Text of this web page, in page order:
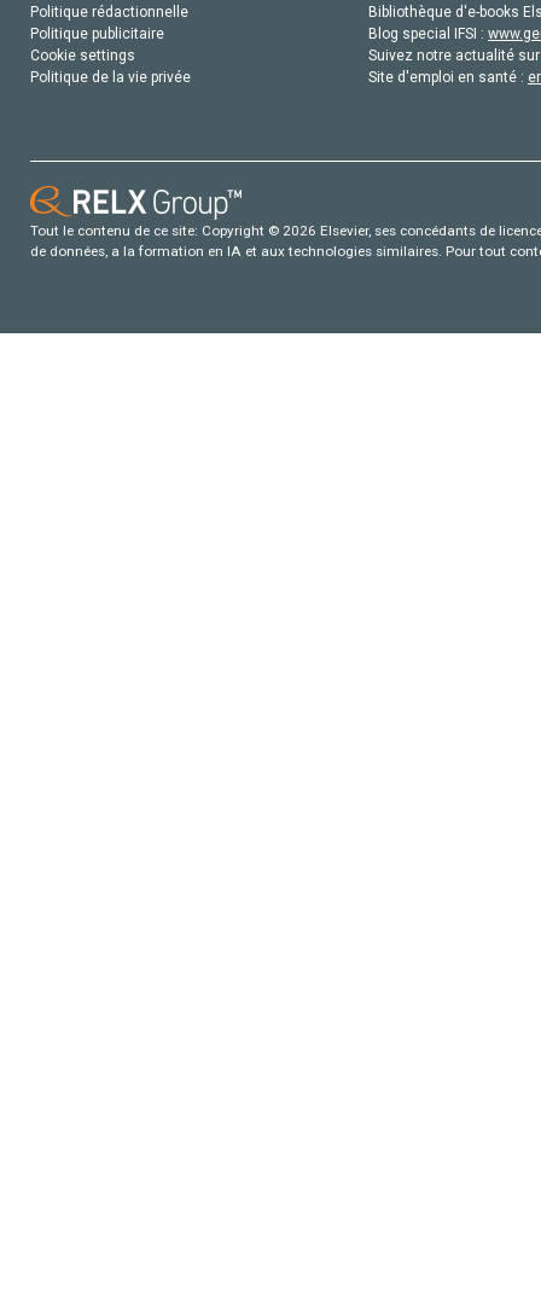
Politique rédactionnelle
Politique publicitaire
Cookie settings
Politique de la vie privée
Bibliothèque d'e-books
Blog special IFSI :
Suivez notre actualité
Site d'emploi en santé :
Tout le contenu de ce site: Copyright © 2026 Elsevier, ses concédants de
de données, a la formation en IA et aux technologies similaires. Pour tout